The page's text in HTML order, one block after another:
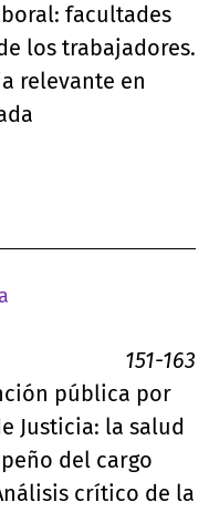
facultades
los trabajadores.
relevante en
151-163
pública por
Justicia: la salud
del cargo
crítico de la